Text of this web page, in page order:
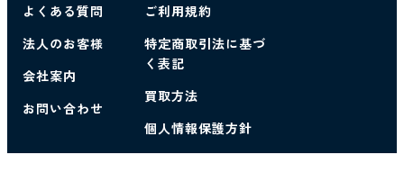
よくある質問
法人のお客様
会社案内
お問い合わせ
ご利用規約
特定商取引法に基づ
く表記
買取方法
個人情報保護方針